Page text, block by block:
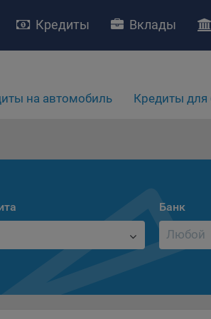
подходит к соблюдению прав
положения о политике обработки
) является одной из принимаемых
от 7 мая 2021 г. № 99-З «О защите
).
Кредиты Вклады
на автомобиль Кредиты для
Банк